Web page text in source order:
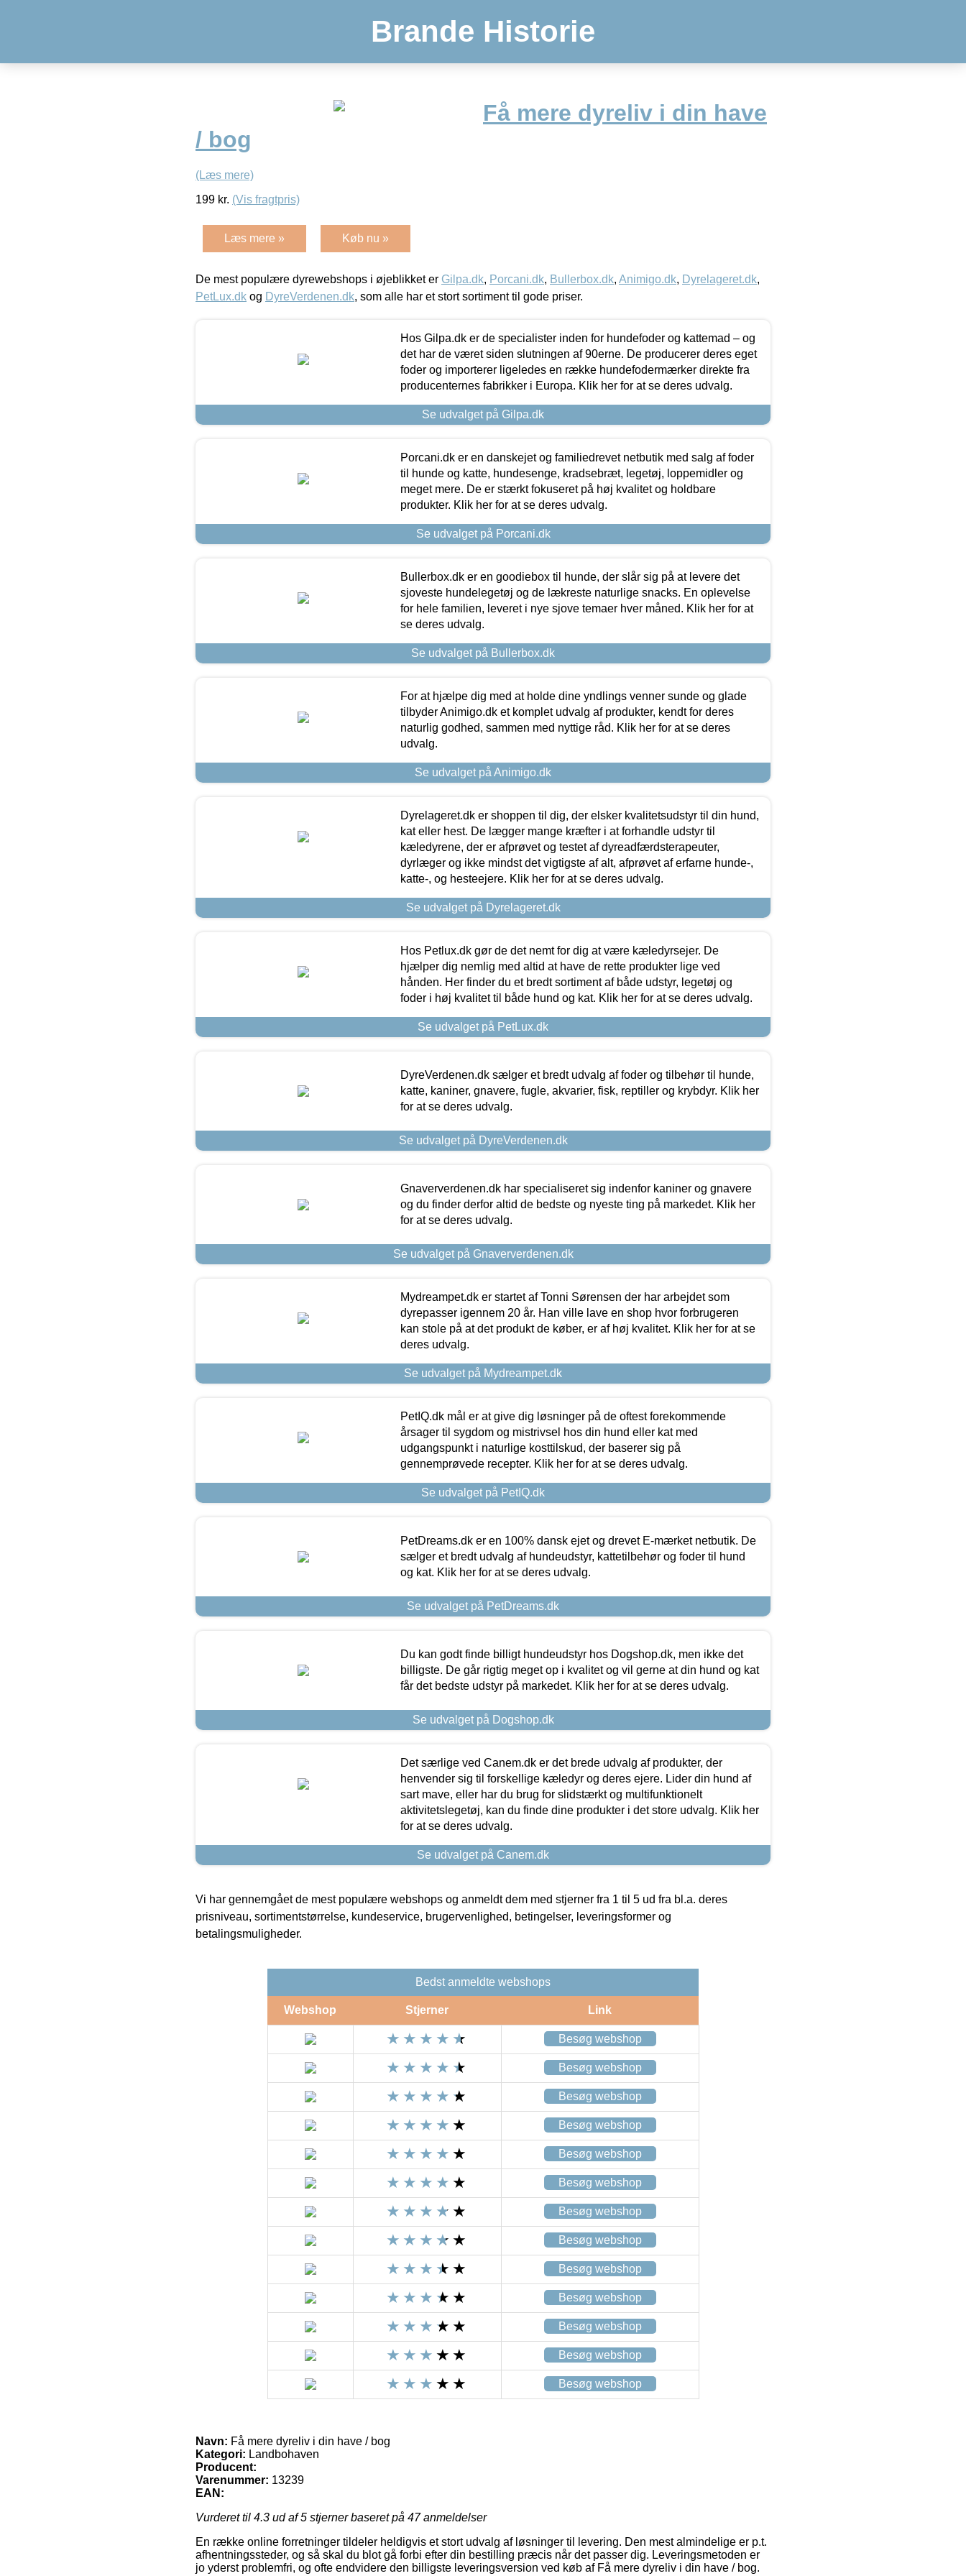
Brande Historie
Få mere dyreliv i din have
/ bog
(Læs mere)
199 kr. (Vis fragtpris)
Læs mere » Køb nu »
De mest populære dyrewebshops i øjeblikket er Gilpa.dk, Porcani.dk, Bullerbox.dk, Animigo.dk, Dyrelageret.dk,
PetLux.dk og DyreVerdenen.dk, som alle har et stort sortiment til gode priser.
Hos Gilpa.dk er de specialister inden for hundefoder og kattemad – og
det har de været siden slutningen af 90erne. De producerer deres eget
foder og importerer ligeledes en række hundefodermærker direkte fra
producenternes fabrikker i Europa. Klik her for at se deres udvalg.
Se udvalget på Gilpa.dk
Porcani.dk er en danskejet og familiedrevet netbutik med salg af foder
til hunde og katte, hundesenge, kradsebræt, legetøj, loppemidler og
meget mere. De er stærkt fokuseret på høj kvalitet og holdbare
produkter. Klik her for at se deres udvalg.
Se udvalget på Porcani.dk
Bullerbox.dk er en goodiebox til hunde, der slår sig på at levere det
sjoveste hundelegetøj og de lækreste naturlige snacks. En oplevelse
for hele familien, leveret i nye sjove temaer hver måned. Klik her for at
se deres udvalg.
Se udvalget på Bullerbox.dk
For at hjælpe dig med at holde dine yndlings venner sunde og glade
tilbyder Animigo.dk et komplet udvalg af produkter, kendt for deres
naturlig godhed, sammen med nyttige råd. Klik her for at se deres
udvalg.
Se udvalget på Animigo.dk
Dyrelageret.dk er shoppen til dig, der elsker kvalitetsudstyr til din hund,
kat eller hest. De lægger mange kræfter i at forhandle udstyr til
kæledyrene, der er afprøvet og testet af dyreadfærdsterapeuter,
dyrlæger og ikke mindst det vigtigste af alt, afprøvet af erfarne hunde-,
katte-, og hesteejere. Klik her for at se deres udvalg.
Se udvalget på Dyrelageret.dk
Hos Petlux.dk gør de det nemt for dig at være kæledyrsejer. De
hjælper dig nemlig med altid at have de rette produkter lige ved
hånden. Her finder du et bredt sortiment af både udstyr, legetøj og
foder i høj kvalitet til både hund og kat. Klik her for at se deres udvalg.
Se udvalget på PetLux.dk
DyreVerdenen.dk sælger et bredt udvalg af foder og tilbehør til hunde,
katte, kaniner, gnavere, fugle, akvarier, fisk, reptiller og krybdyr. Klik her
for at se deres udvalg.
Se udvalget på DyreVerdenen.dk
Gnaververdenen.dk har specialiseret sig indenfor kaniner og gnavere
og du finder derfor altid de bedste og nyeste ting på markedet. Klik her
for at se deres udvalg.
Se udvalget på Gnaververdenen.dk
Mydreampet.dk er startet af Tonni Sørensen der har arbejdet som
dyrepasser igennem 20 år. Han ville lave en shop hvor forbrugeren
kan stole på at det produkt de køber, er af høj kvalitet. Klik her for at se
deres udvalg.
Se udvalget på Mydreampet.dk
PetIQ.dk mål er at give dig løsninger på de oftest forekommende
årsager til sygdom og mistrivsel hos din hund eller kat med
udgangspunkt i naturlige kosttilskud, der baserer sig på
gennemprøvede recepter. Klik her for at se deres udvalg.
Se udvalget på PetIQ.dk
PetDreams.dk er en 100% dansk ejet og drevet E-mærket netbutik. De
sælger et bredt udvalg af hundeudstyr, kattetilbehør og foder til hund
og kat. Klik her for at se deres udvalg.
Se udvalget på PetDreams.dk
Du kan godt finde billigt hundeudstyr hos Dogshop.dk, men ikke det
billigste. De går rigtig meget op i kvalitet og vil gerne at din hund og kat
får det bedste udstyr på markedet. Klik her for at se deres udvalg.
Se udvalget på Dogshop.dk
Det særlige ved Canem.dk er det brede udvalg af produkter, der
henvender sig til forskellige kæledyr og deres ejere. Lider din hund af
sart mave, eller har du brug for slidstærkt og multifunktionelt
aktivitetslegetøj, kan du finde dine produkter i det store udvalg. Klik her
for at se deres udvalg.
Se udvalget på Canem.dk
Vi har gennemgået de mest populære webshops og anmeldt dem med stjerner fra 1 til 5 ud fra bl.a. deres
prisniveau, sortimentstørrelse, kundeservice, brugervenlighed, betingelser, leveringsformer og
betalingsmuligheder.
Bedst anmeldte webshops
Webshop Stjerner Link
Besøg webshop
Besøg webshop
Besøg webshop
Besøg webshop
Besøg webshop
Besøg webshop
Besøg webshop
Besøg webshop
Besøg webshop
Besøg webshop
Besøg webshop
Besøg webshop
Besøg webshop
Navn: Få mere dyreliv i din have / bog
Kategori: Landbohaven
Producent:
Varenummer: 13239
EAN:
Vurderet til 4.3 ud af 5 stjerner baseret på 47anmeldelser
En række online forretninger tildeler heldigvis et stort udvalg af løsninger til levering. Den mest almindelige er p.t.
afhentningssteder, og så skal du blot gå forbi efter din bestilling præcis når det passer dig. Leveringsmetoden er
jo yderst problemfri, og ofte endvidere den billigste leveringsversion ved køb af Få mere dyreliv i din have / bog.